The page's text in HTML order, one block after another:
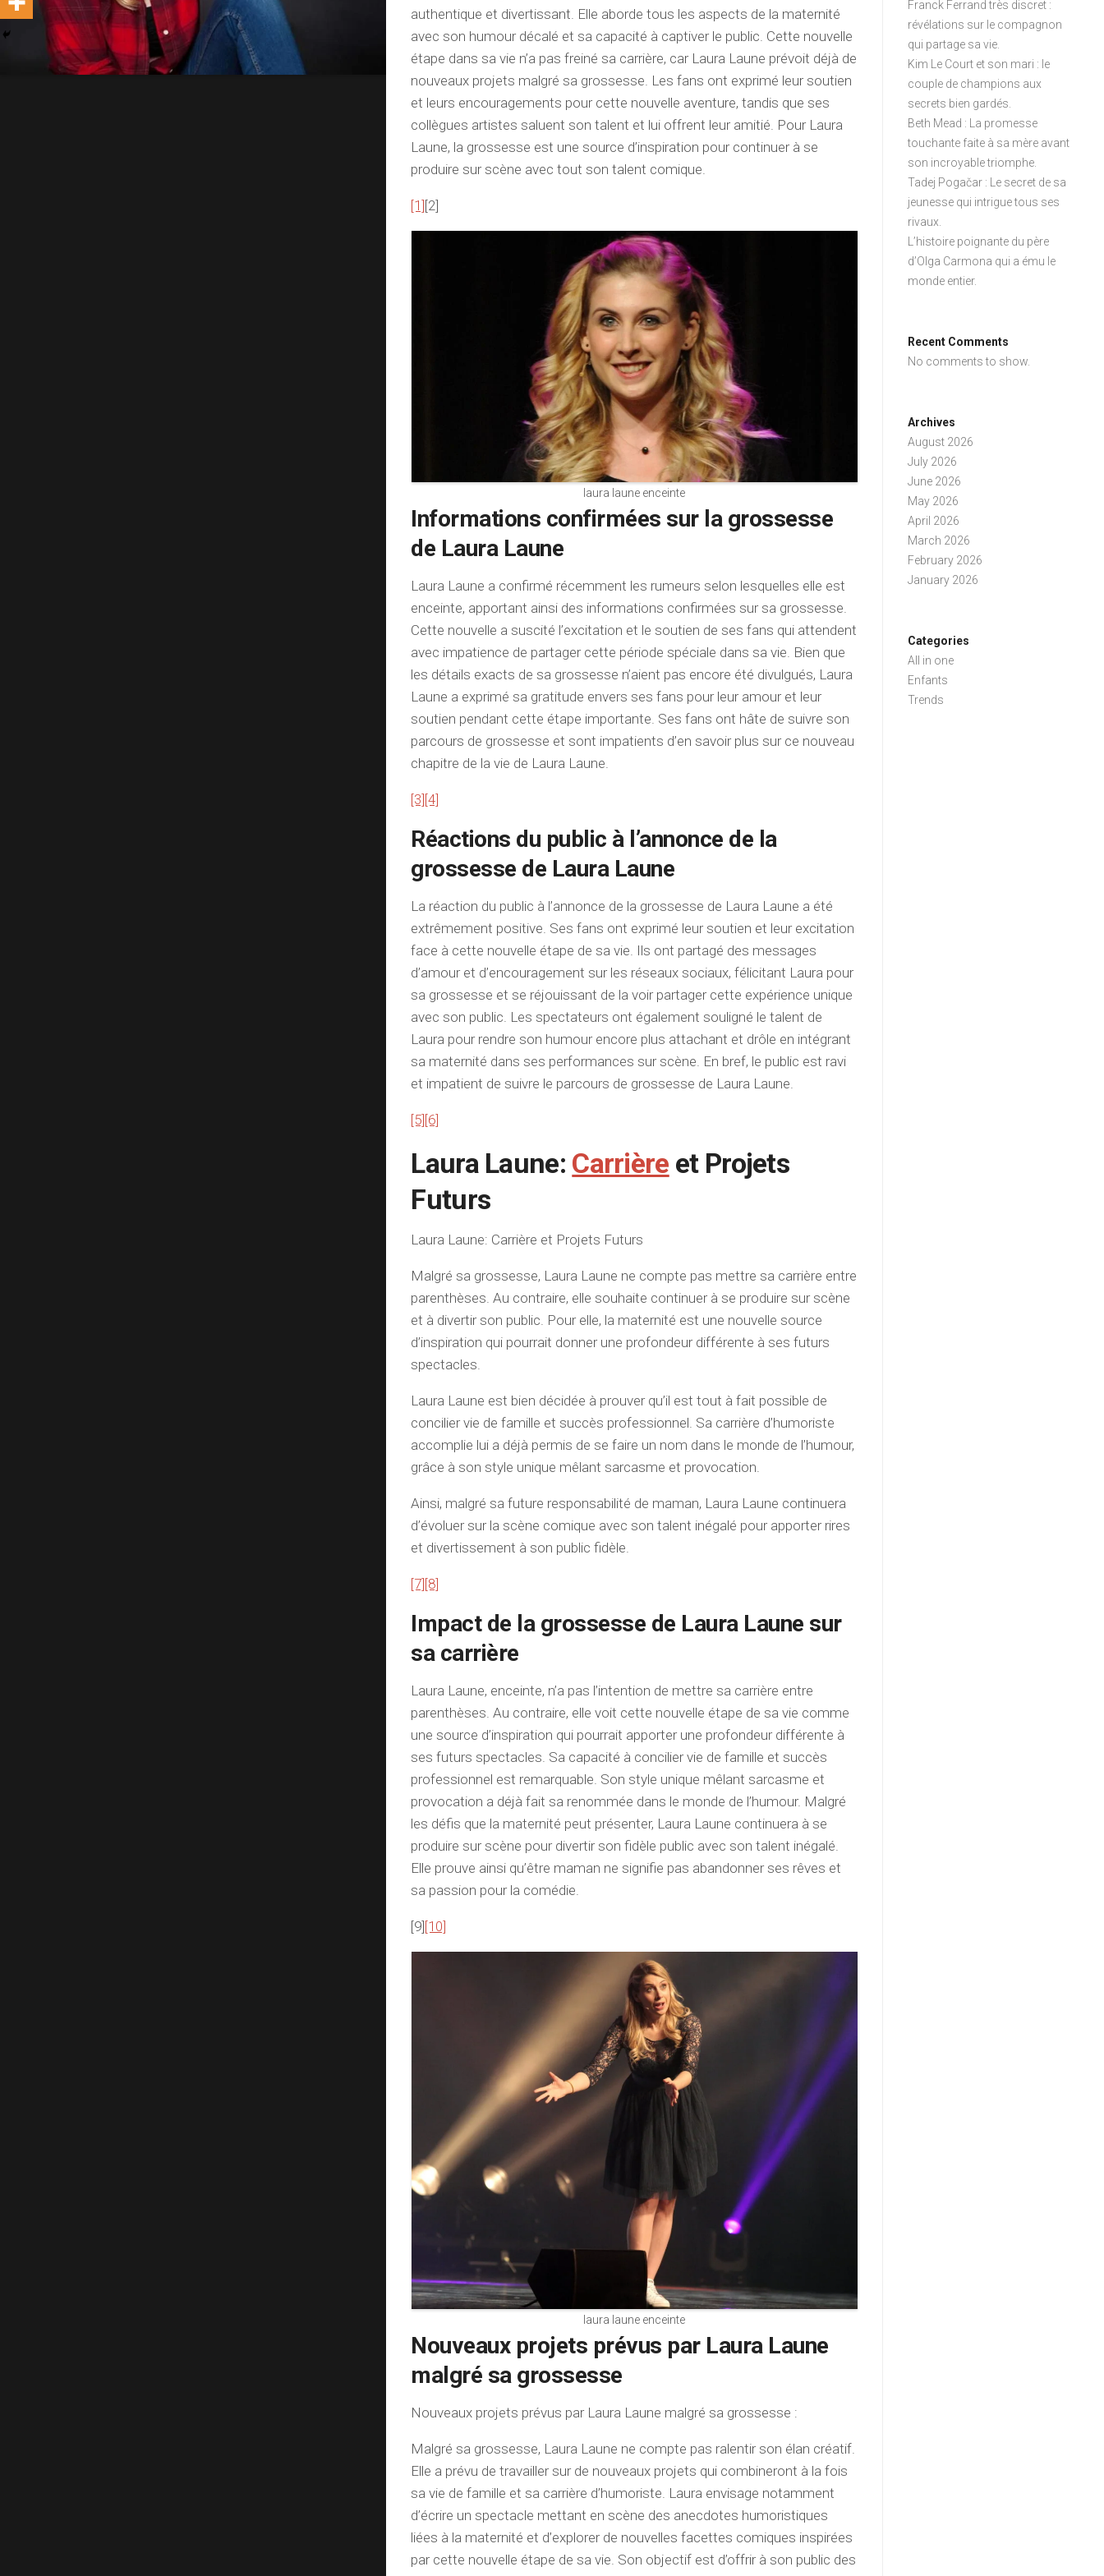
authentique et divertissant. Elle aborde tous les aspects de la maternité
avec son humour décalé et sa capacité à captiver le public. Cette nouvelle
étape dans sa vie n’a pas freiné sa carrière, car Laura Laune prévoit déjà de
nouveaux projets malgré sa grossesse. Les fans ont exprimé leur soutien
et leurs encouragements pour cette nouvelle aventure, tandis que ses
collègues artistes saluent son talent et lui offrent leur amitié. Pour Laura
Laune, la grossesse est une source d’inspiration pour continuer à se
produire sur scène avec tout son talent comique.
[1] [2]
laura laune enceinte
Informations confirmées sur la grossesse
de Laura Laune
Laura Laune a confirmé récemment les rumeurs selon lesquelles elle est
enceinte, apportant ainsi des informations confirmées sur sa grossesse.
Cette nouvelle a suscité l’excitation et le soutien de ses fans qui attendent
avec impatience de partager cette période spéciale dans sa vie. Bien que
les détails exacts de sa grossesse n’aient pas encore été divulgués, Laura
Laune a exprimé sa gratitude envers ses fans pour leur amour et leur
soutien pendant cette étape importante. Ses fans ont hâte de suivre son
parcours de grossesse et sont impatients d’en savoir plus sur ce nouveau
chapitre de la vie de Laura Laune.
[3] [4]
Réactions du public à l’annonce de la
grossesse de Laura Laune
La réaction du public à l’annonce de la grossesse de Laura Laune a été
extrêmement positive. Ses fans ont exprimé leur soutien et leur excitation
face à cette nouvelle étape de sa vie. Ils ont partagé des messages
d’amour et d’encouragement sur les réseaux sociaux, félicitant Laura pour
sa grossesse et se réjouissant de la voir partager cette expérience unique
avec son public. Les spectateurs ont également souligné le talent de
Laura pour rendre son humour encore plus attachant et drôle en intégrant
sa maternité dans ses performances sur scène. En bref, le public est ravi
et impatient de suivre le parcours de grossesse de Laura Laune.
[5] [6]
Laura Laune: Carrière et Projets
Futurs
Laura Laune: Carrière et Projets Futurs
Malgré sa grossesse, Laura Laune ne compte pas mettre sa carrière entre
parenthèses. Au contraire, elle souhaite continuer à se produire sur scène
et à divertir son public. Pour elle, la maternité est une nouvelle source
d’inspiration qui pourrait donner une profondeur différente à ses futurs
spectacles.
Laura Laune est bien décidée à prouver qu’il est tout à fait possible de
concilier vie de famille et succès professionnel. Sa carrière d’humoriste
accomplie lui a déjà permis de se faire un nom dans le monde de l’humour,
grâce à son style unique mêlant sarcasme et provocation.
Ainsi, malgré sa future responsabilité de maman, Laura Laune continuera
d’évoluer sur la scène comique avec son talent inégalé pour apporter rires
et divertissement à son public fidèle.
[7] [8]
Impact de la grossesse de Laura Laune sur
sa carrière
Laura Laune, enceinte, n’a pas l’intention de mettre sa carrière entre
parenthèses. Au contraire, elle voit cette nouvelle étape de sa vie comme
une source d’inspiration qui pourrait apporter une profondeur différente à
ses futurs spectacles. Sa capacité à concilier vie de famille et succès
professionnel est remarquable. Son style unique mêlant sarcasme et
provocation a déjà fait sa renommée dans le monde de l’humour. Malgré
les défis que la maternité peut présenter, Laura Laune continuera à se
produire sur scène pour divertir son fidèle public avec son talent inégalé.
Elle prouve ainsi qu’être maman ne signifie pas abandonner ses rêves et
sa passion pour la comédie.
[9] [10]
laura laune enceinte
Nouveaux projets prévus par Laura Laune
malgré sa grossesse
Nouveaux projets prévus par Laura Laune malgré sa grossesse :
Malgré sa grossesse, Laura Laune ne compte pas ralentir son élan créatif.
Elle a prévu de travailler sur de nouveaux projets qui combineront à la fois
sa vie de famille et sa carrière d’humoriste. Laura envisage notamment
d’écrire un spectacle mettant en scène des anecdotes humoristiques
liées à la maternité et d’explorer de nouvelles facettes comiques inspirées
par cette nouvelle étape de sa vie. Son objectif est d’offrir à son public des
Franck Ferrand très discret :
révélations sur le compagnon
qui partage sa vie.
Kim Le Court et son mari : le
couple de champions aux
secrets bien gardés.
Beth Mead : La promesse
touchante faite à sa mère avant
son incroyable triomphe.
Tadej Pogačar : Le secret de sa
jeunesse qui intrigue tous ses
rivaux.
L’histoire poignante du père
d’Olga Carmona qui a ému le
monde entier.
Recent Comments
No comments to show.
Archives
August 2026
July 2026
June 2026
May 2026
April 2026
March 2026
February 2026
January 2026
Categories
All in one
Enfants
Trends